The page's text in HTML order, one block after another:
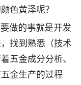
色黄泽呢？
做的事就是开发
找到熟悉（技术
五金成分分析、
金生产的过程